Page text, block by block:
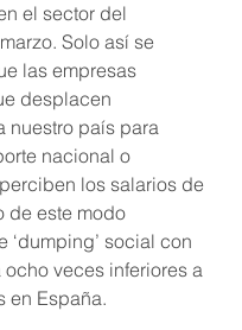
el sector del
Solo así se
las empresas
desplacen
nuestro país para
nacional o
los salarios de
de este modo
‘dumping’ social con
ocho veces inferiores a
en España.